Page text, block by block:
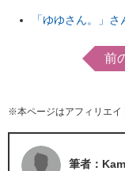
「ゆゆさん。」
前
※本ページはアフィリエイ
筆者：